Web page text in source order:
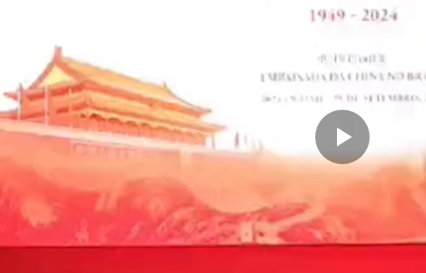
Play
Video